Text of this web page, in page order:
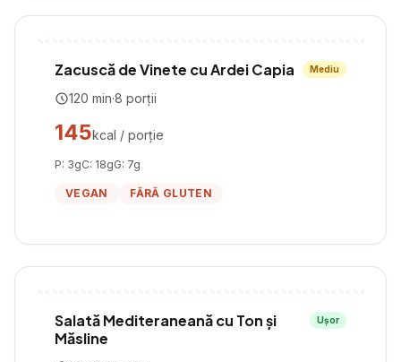
Zacuscă de Vinete cu Ardei Capia Mediu
120 min·8 porții
145kcal / porție
P: 3gC: 18gG: 7g
VEGAN FĂRĂ GLUTEN
Salată Mediteraneană cu Ton și
Măsline
Ușor